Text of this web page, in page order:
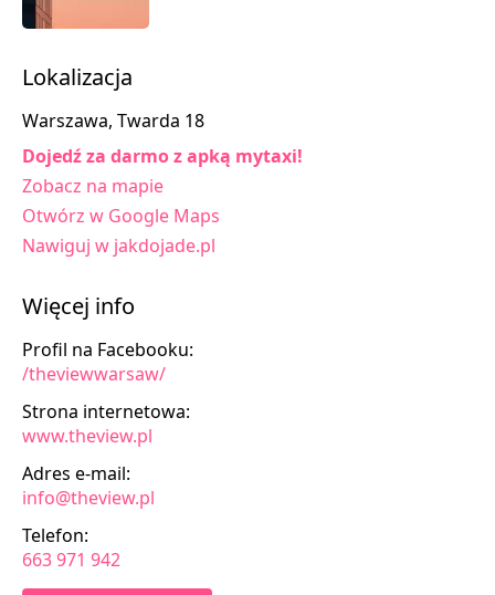
Lokalizacja
Warszawa, Twarda 18
Dojedź za darmo z apką mytaxi!
Zobacz na mapie
Otwórz w Google Maps
Nawiguj w jakdojade.pl
Więcej info
Profil na Facebooku:
/theviewwarsaw/
Strona internetowa:
www.theview.pl
Adres e-mail:
info@theview.pl
Telefon:
663 971 942